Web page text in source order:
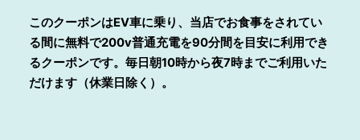
このクーポンはEV車に乗り、当店でお食事をされてい
る間に無料で200v普通充電を90分間を目安に利用でき
るクーポンです。毎日朝10時から夜7時までご利用いた
だけます（休業日除く）。